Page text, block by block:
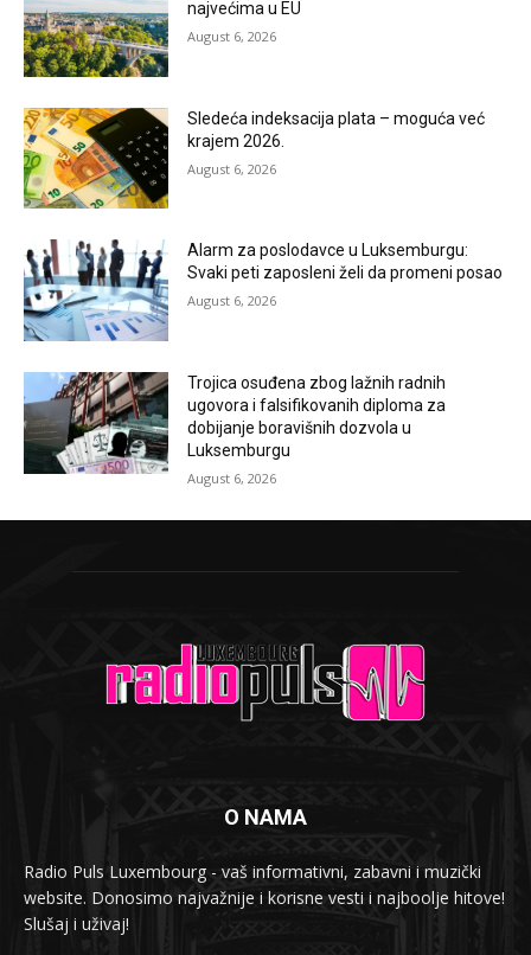
najvećima u EU
August 6, 2026
Sledeća indeksacija plata – moguća već
krajem 2026.
August 6, 2026
Alarm za poslodavce u Luksemburgu:
Svaki peti zaposleni želi da promeni posao
August 6, 2026
Trojica osuđena zbog lažnih radnih
ugovora i falsifikovanih diploma za
dobijanje boravišnih dozvola u
Luksemburgu
August 6, 2026
O NAMA
Radio Puls Luxembourg - vaš informativni, zabavni i muzički
website. Donosimo najvažnije i korisne vesti i najboolje hitove!
Slušaj i uživaj!